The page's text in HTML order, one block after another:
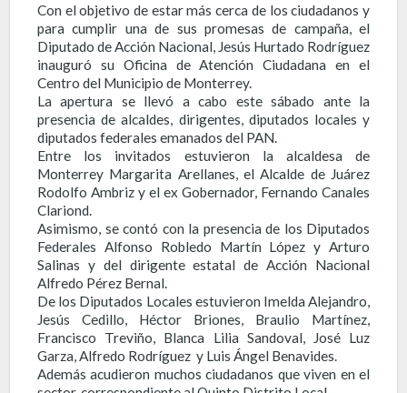
Con el objetivo de estar más cerca de los ciudadanos y
para cumplir una de sus promesas de campaña, el
Diputado de Acción Nacional, Jesús Hurtado Rodríguez
inauguró su Oficina de Atención Ciudadana en el
Centro del Municipio de Monterrey.
La apertura se llevó a cabo este sábado ante la
presencia de alcaldes, dirigentes, diputados locales y
diputados federales emanados del PAN.
Entre los invitados estuvieron la alcaldesa de
Monterrey Margarita Arellanes, el Alcalde de Juárez
Rodolfo Ambriz y el ex Gobernador, Fernando Canales
Clariond.
Asimismo, se contó con la presencia de los Diputados
Federales Alfonso Robledo Martín López y Arturo
Salinas y del dirigente estatal de Acción Nacional
Alfredo Pérez Bernal.
De los Diputados Locales estuvieron Imelda Alejandro,
Jesús Cedillo, Héctor Briones, Braulio Martínez,
Francisco Treviño, Blanca Lilia Sandoval, José Luz
Garza, Alfredo Rodríguez y Luis Ángel Benavides.
Además acudieron muchos ciudadanos que viven en el